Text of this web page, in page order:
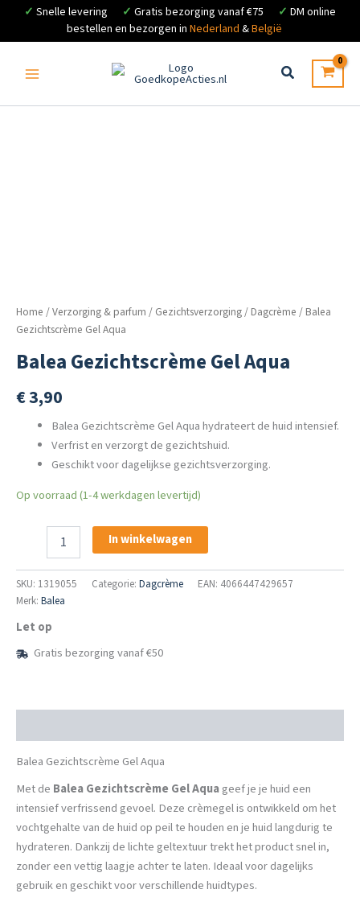
✓ Snelle levering ✓ Gratis bezorging vanaf €75 ✓ DM online
bestellen en bezorgen in Nederland &België
inhoud
Home /Verzorging & parfum / Gezichtsverzorging/ Dagcrème / Balea
Gezichtscrème Gel Aqua
Balea Gezichtscrème Gel Aqua
€3,90
Balea Gezichtscrème Gel Aqua hydrateert de huid intensief.
Verfrist en verzorgt de gezichtshuid.
Geschikt voor dagelijkse gezichtsverzorging.
Op voorraad (1-4 werkdagen levertijd)
Gezichtscrème
Aqua
aantal
In winkelwagen
SKU: 1319055 Categorie: Dagcrème
EAN: 4066447429657
Merk: Balea
Let op
Gratis bezorging vanaf €50
Balea Gezichtscrème Gel Aqua
Met de Balea Gezichtscrème Gel Aquageef je je huid een
intensief verfrissend gevoel. Deze crèmegel is ontwikkeld om het
vochtgehalte van de huid op peil te houden en je huid langdurig te
hydrateren. Dankzij de lichte geltextuur trekt het product snel in,
zonder een vettig laagje achter te laten. Ideaal voor dagelijks
gebruik en geschikt voor verschillende huidtypes.